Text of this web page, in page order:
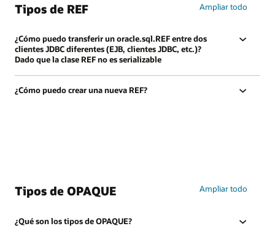
Tipos de REF Ampliar todo
¿Cómo puedo transferir un oracle.sql.REF entre dos
clientes JDBC diferentes (EJB, clientes JDBC, etc.)?
Dado que la clase REF no es serializable
¿Cómo puedo crear una nueva REF?
Tipos de OPAQUE Ampliar todo
¿Qué son los tipos de OPAQUE?